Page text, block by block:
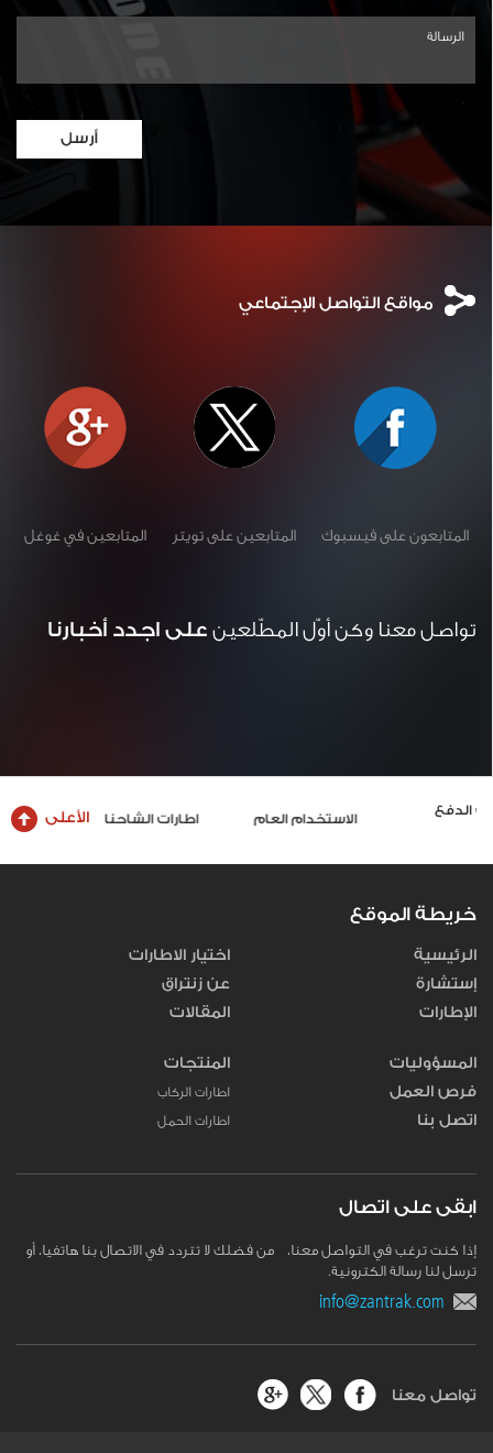
مواقع التواصل الإجتماعي
المتابعون على فيسبوك المتابعين على تويتر المتابعين في غوغل
تواصل معنا وكن أوّل المطّلعين على اجدد أخبارنا
الاستخدام العام اطارات الشاحنات والحافلات الأعلى
خريطة الموقع
الرئيسية
إستشارة
الإطارات
اختيار الاطارات
عن زنتراق
المقالات
المسؤوليات
فرص العمل
اتصل بنا
المنتجات
اطارات الركاب
اطارات الحمل
ابقى على اتصال
إذا كنت ترغب في التواصل معنا، من فضلك لا تتردد في الاتصال بنا هاتفيا، أو
ترسل لنا رسالة الكترونية.
تواصل معنا